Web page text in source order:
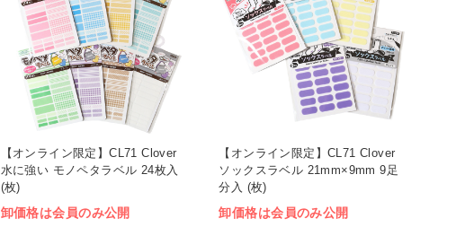
【オンライン限定】CL71 Clover
水に強い モノペタラベル 24枚入
(枚)
卸価格は会員のみ公開
【オンライン限定】CL71 Clover
ソックスラベル 21mm×9mm 9足
分入 (枚)
卸価格は会員のみ公開